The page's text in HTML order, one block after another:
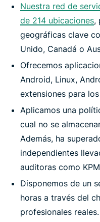
Nuestra red de
de 214 ubicaciones,
geográficas clave
Unido, Canadá o
Ofrecemos
Android, Linux,
extensiones para
Aplicamos una
cual no se
Además, ha
independientes
auditoras como
Disponemos de un
horas a través del
profesionales reales.